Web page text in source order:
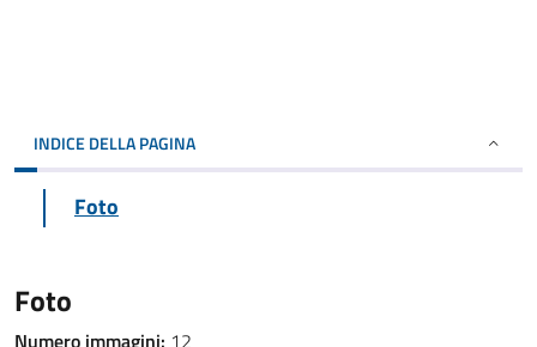
INDICE DELLA PAGINA
Foto
Foto
Numero immagini: 12